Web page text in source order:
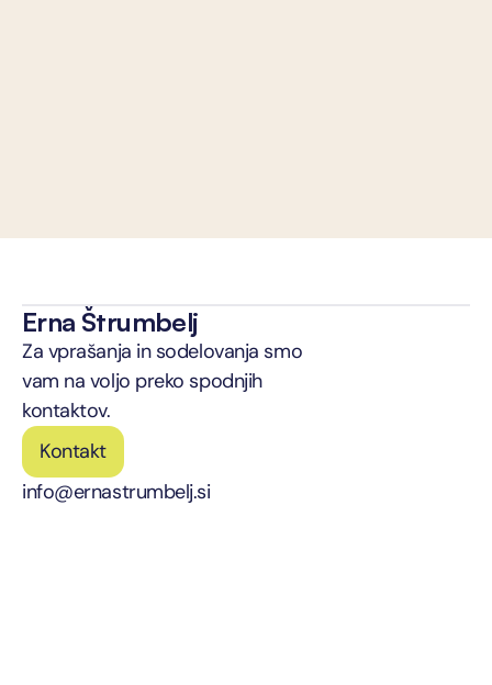
Erna Štrumbelj
Za vprašanja in sodelovanja smo
vam na voljo preko spodnjih
kontaktov.
Kontakt
info@ernastrumbelj.si